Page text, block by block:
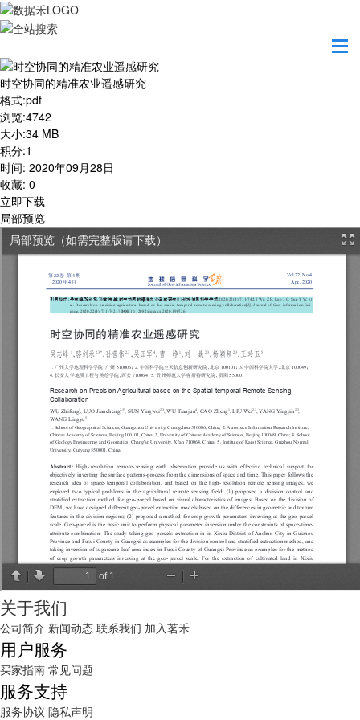
时空协同的精准农业遥感研究
格式:pdf
浏览:4742
大小:34 MB
积分:1
时间: 2020年09月28日
收藏: 0
立即下载
局部预览
关于我们
公司简介 新闻动态 联系我们 加入茗禾
用户服务
买家指南 常见问题
服务支持
服务协议 隐私声明